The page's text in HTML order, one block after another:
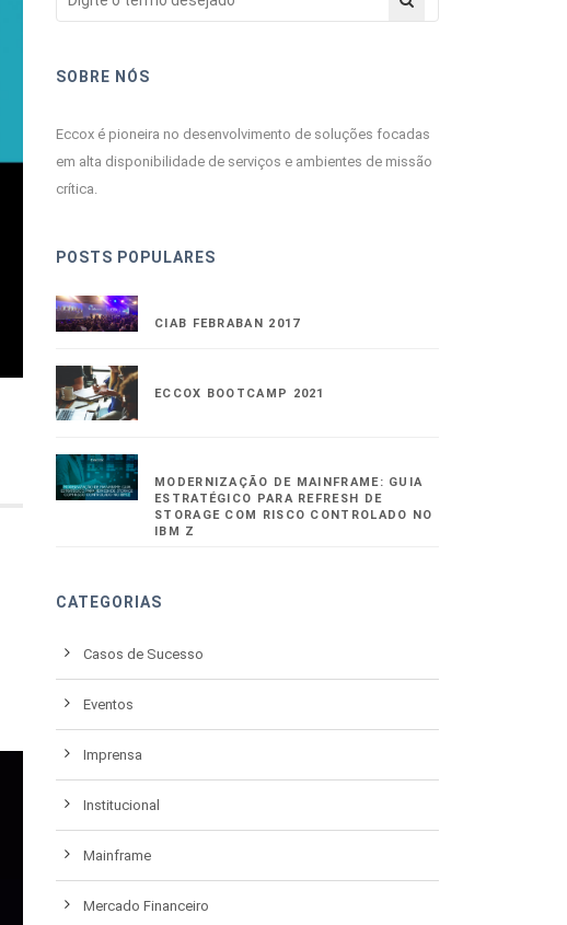
SOBRE NÓS
Eccox é pioneira no desenvolvimento de soluções focadas
em alta disponibilidade de serviços e ambientes de missão
crítica.
POSTS POPULARES
CIAB FEBRABAN 2017
ECCOX BOOTCAMP 2021
MODERNIZAÇÃO DE MAINFRAME: GUIA
ESTRATÉGICO PARA REFRESH DE
STORAGE COM RISCO CONTROLADO NO
IBM Z
CATEGORIAS
Casos de Sucesso
Eventos
Imprensa
Institucional
Mainframe
Mercado Financeiro